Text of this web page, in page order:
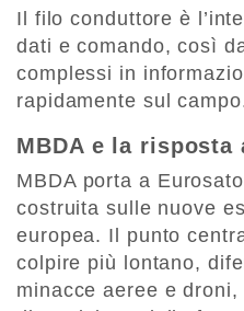
Il filo conduttore è
dati e comando, così
complessi in
rapidamente sul
MBDA e la
MBDA porta a
costruita sulle nuove
europea. Il punto
colpire più lontano,
minacce aeree e